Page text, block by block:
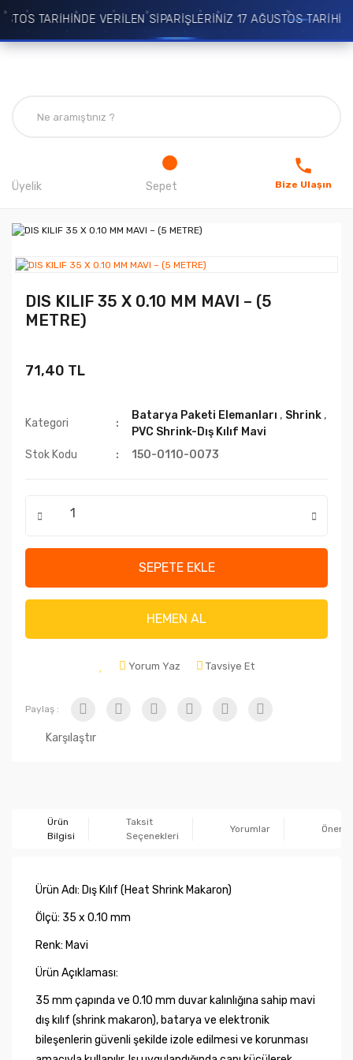
TARİHİNDE VERİLEN SİPARİŞLERİNİZ 17 AĞUSTOS
Üyelik Sepet Bize Ulaşın
DIS KILIF 35 X 0.10 MM MAVI – (5
METRE)
71,40 TL
Kategori
Batarya Paketi Elemanları , Shrink,
PVC Shrink-Dış Kılıf Mavi
Stok Kodu
150-0110-0073
SEPETE EKLE
HEMEN AL
Yorum Yaz Tavsiye Et
Paylaş :
Karşılaştır
Ürün
Bilgisi
Taksit
Seçenekleri
Yorumlar
Ürün Adı: Dış Kılıf (Heat Shrink Makaron)
Ölçü: 35 x 0.10 mm
Renk: Mavi
Ürün Açıklaması:
35 mm çapında ve 0.10 mm duvar kalınlığına sahip mavi
dış kılıf (shrink makaron), batarya ve elektronik
bileşenlerin güvenli şekilde izole edilmesi ve korunması